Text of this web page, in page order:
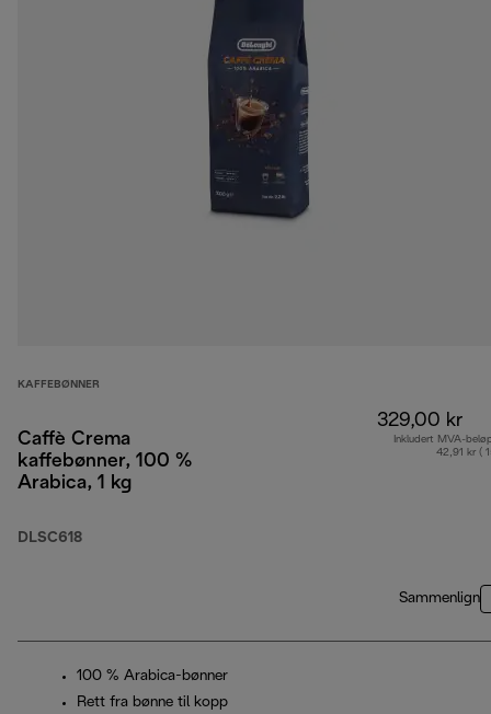
KAFFEBØNNER
Caffè Crema
kaffebønner, 100 %
Arabica, 1 kg
DLSC618
329,00 kr
Inkludert MVA-
42,91 kr (
Sammenlign
100 % Arabica-bønner
Rett fra bønne til kopp